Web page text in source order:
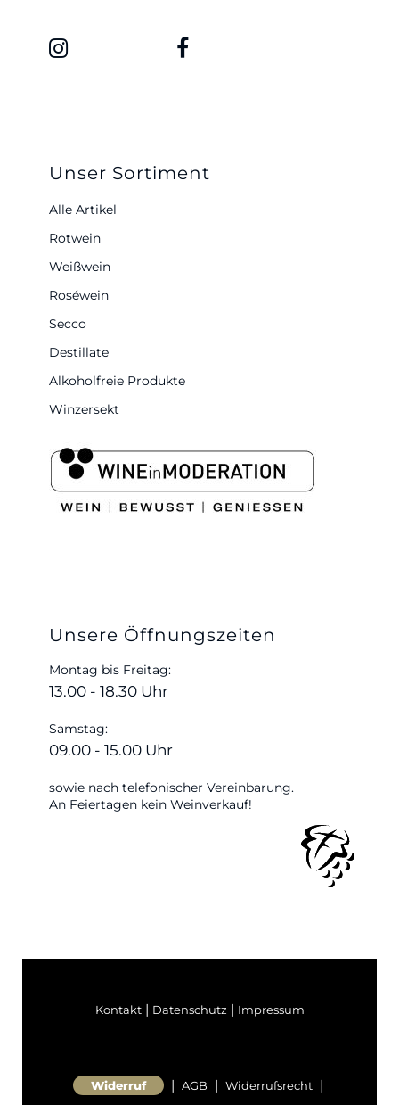
Unser Sortiment
Alle Artikel
Rotwein
Weißwein
Roséwein
Secco
Destillate
Alkoholfreie Produkte
Winzersekt
Unsere Öffnungszeiten
Montag bis Freitag:
13.00 - 18.30 Uhr
Samstag:
09.00 - 15.00 Uhr
sowie nach telefonischer Vereinbarung.
An Feiertagen kein Weinverkauf!
Kontakt| Datenschutz | Impressum
Widerruf | AGB | Widerrufsrecht|